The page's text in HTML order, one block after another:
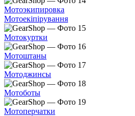
Мотоэкипировка
Мотоекіпірування
Мотокуртки
Мотоштаны
Мотоджинсы
Мотоботы
Мотоперчатки